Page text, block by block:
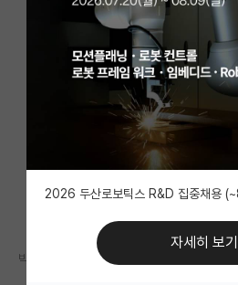
커뮤니티 홈
전체글보기
베스트 게시판
IF 명예의전당
자유 게시판(아무개랩)
미국 유학 게시판
미국 대학원 합격 후기 게시판
박사와 교수로 부터 자퇴 유도당한 석새생입
2026 두산로보틱스 R&D 집중채용
자세히 보기